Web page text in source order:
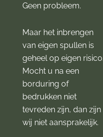
Geen probleem.
Maar het inbrengen
van eigen spullen is
geheel op eigen risico.
Mocht u na een
borduring of
bedrukken niet
tevreden zijn, dan zijn
wij niet aansprakelijk.